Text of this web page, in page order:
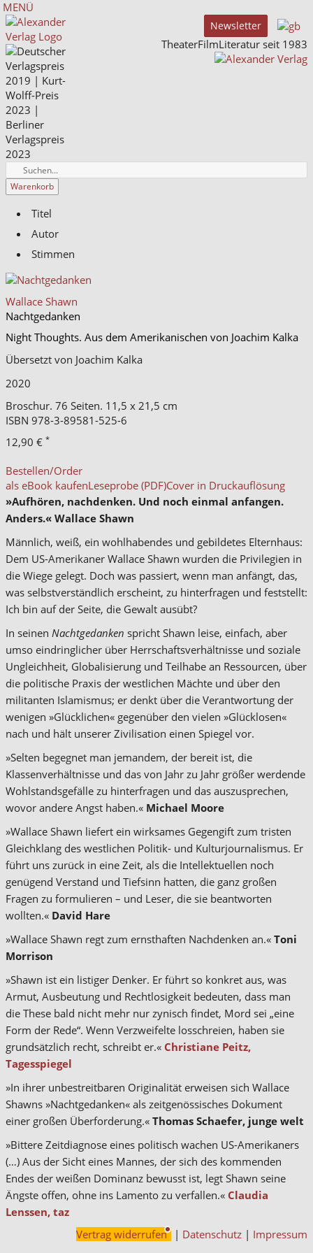
MENÜ
Newsletter
TheaterFilmLiteratur seit 1983
Warenkorb
Titel
Autor
Stimmen
Wallace Shawn
Nachtgedanken
Night Thoughts. Aus dem Amerikanischen von Joachim Kalka
Übersetzt von Joachim Kalka
2020
Broschur. 76 Seiten. 11,5 x 21,5 cm
ISBN 978-3-89581-525-6
12,90 € *
Bestellen/Order
als eBook kaufenLeseprobe (PDF)Cover in Druckauflösung
»Aufhören, nachdenken. Und noch einmal anfangen.
Anders.« Wallace Shawn
Männlich, weiß, ein wohlhabendes und gebildetes Elternhaus:
Dem US-Amerikaner Wallace Shawn wurden die Privilegien in
die Wiege gelegt. Doch was passiert, wenn man anfängt, das,
was selbstverständlich erscheint, zu hinterfragen und feststellt:
Ich bin auf der Seite, die Gewalt ausübt?
In seinen Nachtgedanken spricht Shawn leise, einfach, aber
umso eindringlicher über Herrschaftsverhältnisse und soziale
Ungleichheit, Globalisierung und Teilhabe an Ressourcen, über
die politische Praxis der westlichen Mächte und über den
militanten Islamismus; er denkt über die Verantwortung der
wenigen »Glücklichen« gegenüber den vielen »Glücklosen«
nach und hält unserer Zivilisation einen Spiegel vor.
»Selten begegnet man jemandem, der bereit ist, die
Klassenverhältnisse und das von Jahr zu Jahr größer werdende
Wohlstandsgefälle zu hinterfragen und das auszusprechen,
wovor andere Angst haben.« Michael Moore
»Wallace Shawn liefert ein wirksames Gegengift zum tristen
Gleichklang des westlichen Politik- und Kulturjournalismus. Er
führt uns zurück in eine Zeit, als die Intellektuellen noch
genügend Verstand und Tiefsinn hatten, die ganz großen
Fragen zu formulieren – und Leser, die sie beantworten
wollten.« David Hare
»Wallace Shawn regt zum ernsthaften Nachdenken an.« Toni
Morrison
»Shawn ist ein listiger Denker. Er führt so konkret aus, was
Armut, Ausbeutung und Rechtlosigkeit bedeuten, dass man
die These bald nicht mehr nur zynisch findet, Mord sei „eine
Form der Rede“. Wenn Verzweifelte losschreien, haben sie
grundsätzlich recht, schreibt er.« Christiane Peitz,
Tagesspiegel
»In ihrer unbestreitbaren Originalität erweisen sich Wallace
Shawns »Nachtgedanken« als zeitgenössisches Dokument
einer großen Überforderung.« Thomas Schaefer, junge welt
»Bittere Zeitdiagnose eines politisch wachen US-Amerikaners
(…) Aus der Sicht eines Mannes, der sich des kommenden
Endes der weißen Dominanz bewusst ist, legt Shawn seine
Ängste offen, ohne ins Lamento zu verfallen.« Claudia
Lenssen, taz
Vertrag widerrufen
| Datenschutz | Impressum